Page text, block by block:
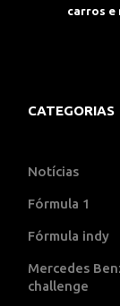
carros e
CATEGORIAS
Notícias
Fórmula 1
Fórmula indy
Mercedes
challenge